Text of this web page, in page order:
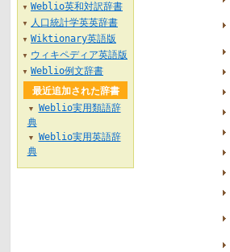
▼ Weblio英和対訳辞書
▼ 人口統計学英英辞書
▼ Wiktionary英語版
▼ ウィキペディア英語版
▼ Weblio例文辞書
最近追加された辞書
▼
Weblio実用類語辞
典
▼
Weblio実用英語辞
典